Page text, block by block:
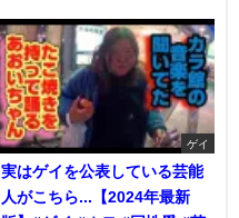
ゲイ
実はゲイを公表している芸能
人がこちら...【2024年最新